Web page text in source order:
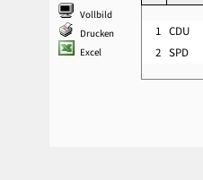
Vollbild
Drucken
Excel
1 CDU
2 SPD